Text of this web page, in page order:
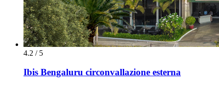
4.2 / 5
Ibis Bengaluru circonvallazione esterna